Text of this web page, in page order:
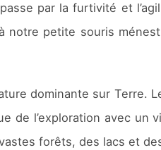
par la furtivité et
petite souris
dominante sur Terre.
de l’exploration avec
forêts, des lacs et